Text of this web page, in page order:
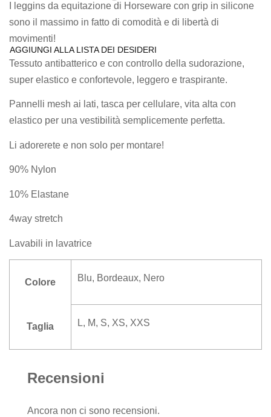
AGGIUNGI ALLA LISTA DEI DESIDERI
I leggins da equitazione di Horseware con grip in silicone
sono il massimo in fatto di comodità e di libertà di
movimenti!
Tessuto antibatterico e con controllo della sudorazione,
super elastico e confortevole, leggero e traspirante.
Pannelli mesh ai lati, tasca per cellulare, vita alta con
elastico per una vestibilità semplicemente perfetta.
Li adorerete e non solo per montare!
90% Nylon
10% Elastane
4way stretch
Lavabili in lavatrice
Colore Blu, Bordeaux, Nero
Taglia L, M, S, XS, XXS
Recensioni
Ancora non ci sono recensioni.